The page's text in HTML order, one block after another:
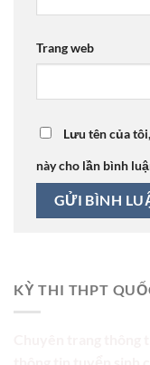
Trang web
Lưu tên của
này cho lần bình
KỲ THI THPT